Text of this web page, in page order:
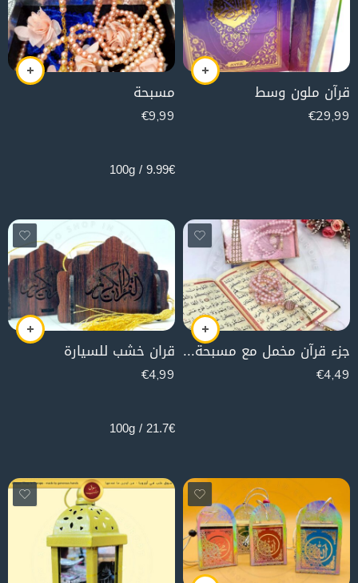
قرآن ملون وسط
€29,99
مسبحة
€9,99
9.99€ / 100g
جزء قرآن مخمل مع مسبحة (زهر)
€4,49
قران خشب للسيارة
€4,99
21.7€ / 100g